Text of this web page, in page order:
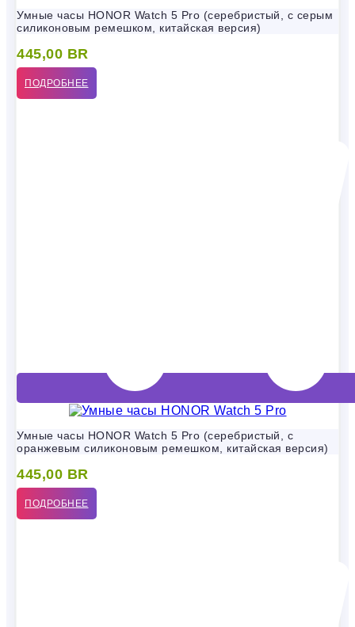
Умные часы HONOR Watch 5 Pro (серебристый, с серым
силиконовым ремешком, китайская версия)
445,00 BR
ПОДРОБНЕЕ
Умные часы HONOR Watch 5 Pro (серебристый, с
оранжевым силиконовым ремешком, китайская версия)
445,00 BR
ПОДРОБНЕЕ